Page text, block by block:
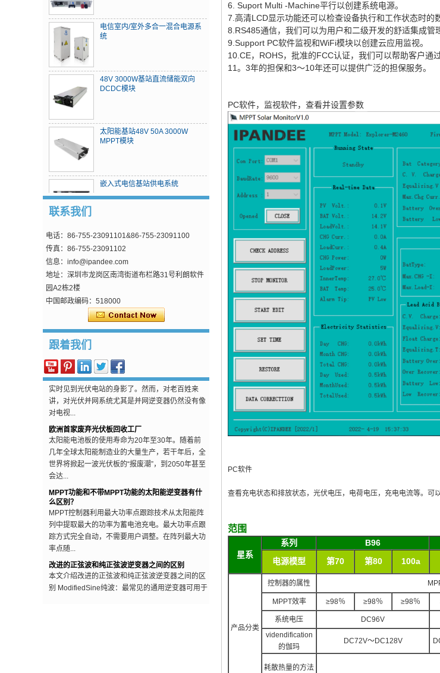
电信室内/室外多合一混合电源系
统
48V 3000W基站直流储能双向
DCDC模块
太阳能基站48V 50A 3000W
MPPT模块
嵌入式电信基站供电系统
MPPT太阳电荷控制器
联系我们
电话：86-755-23091101&86-755-23091100
传真：86-755-23091102
信息：info@ipandee.com
地址：深圳市龙岗区南湾街道布栏路31号利朗软件
园A2栋2楼
中国邮政编码：518000
跟着我们
为什么逆变器的启动电压比最低电压高?
在光伏并网逆变器中，有一个参数比较奇怪，那就
是逆变器输入启动电压。 这个电压比最低工作电压
要高30V左右，如单相逆变器，MPPT工作电压是
70V到5...
怎么解决光伏逆变器交流过压问题？
现在光伏并网发电越来越普及，寻常的百姓家也能
实时见到光伏电站的身影了。然而，对老百姓来
讲，对光伏并网系统尤其是并网逆变器仍然没有像
对电视...
欧洲首家废弃光伏板回收工厂
太阳能电池板的使用寿命为20年至30年。随着前
几年全球太阳能制造业的大量生产，若干年后，全
世界将掀起一波光伏板的“报废潮”，到2050年甚至
会达...
MPPT功能和不带MPPT功能的太阳能逆变器有什
么区别？
MPPT控制器利用最大功率点跟踪技术从太阳能阵
列中提取最大的功率为蓄电池充电。最大功率点跟
踪方式完全自动，不需要用户调整。在阵列最大功
率点随...
改进的正弦波和纯正弦波逆变器之间的区别
本文介绍改进的正弦波和纯正弦波逆变器之间的区
别 ModifiedSine纯波：最常见的通用逆变器可用于
“修正正弦波”多种类型，与纯正弦波模型相比，
6. Suport Multi -Machine平行以创建系统电源。
7.高清LCD显示功能还可以检查设备执行和工作状态时的
8.RS485通信，我们可以为用户和二级开发的舒适集成管
9.Support PC软件监视和WiFi模块以创建云应用监视。
10.CE，ROHS，批准的FCC认证，我们可以帮助客户通
11。3年的担保和3〜10年还可以提供广泛的担保服务。
PC软件，监视软件，查看并设置参数
PC软件
查看充电状态和排放状态，光伏电压，电荷电压，充电电流等。可
范围
星系
系列 B96
电源模型
第70 第80 100a
产品分类
控制器的属性
MPPT效率 ≥98％ ≥98％ ≥98％
系统电压 DC96V
videndification
的伽玛
DC72V〜DC128V
耗散热量的方法